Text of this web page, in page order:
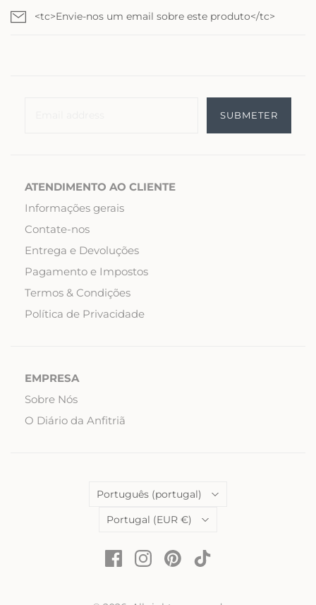
<tc>Envie-nos um email sobre este produto</tc>
ATENDIMENTO AO CLIENTE
Informações gerais
Contate-nos
Entrega e Devoluções
Pagamento e Impostos
Termos & Condições
Política de Privacidade
EMPRESA
Sobre Nós
O Diário da Anfitriã
Language
Português (portugal)
País
Portugal (EUR €)